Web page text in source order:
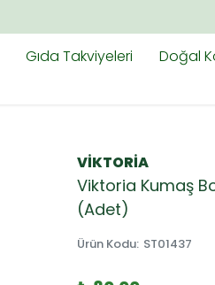
Gıda Takviyeleri
Doğal
VİKTORİA
Viktoria Kumaş
(Adet)
Ürün Kodu: ST01437